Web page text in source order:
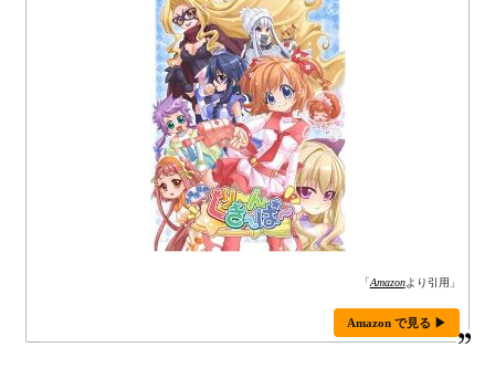
「Amazonより引用」
Amazon で見る ▶